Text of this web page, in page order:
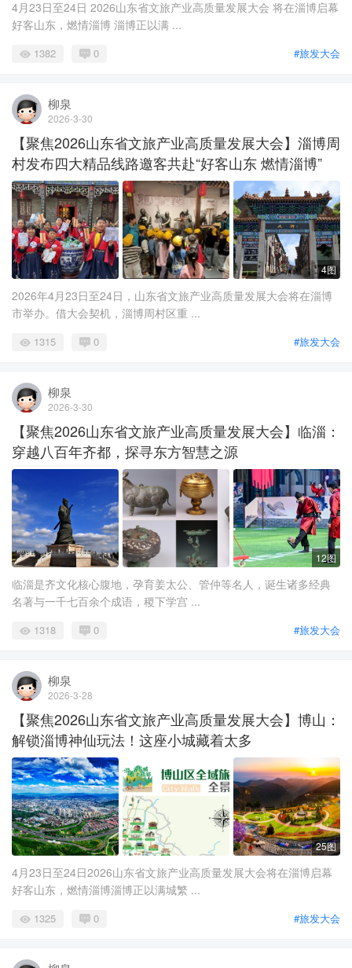
4月23日至24日 2026山东省文旅产业高质量发展大会 将在淄博启幕
好客山东，燃情淄博 淄博正以满 ...
#旅发大会
1382 0
柳泉
2026-3-30
【聚焦2026山东省文旅产业高质量发展大会】淄博周
村发布四大精品线路邀客共赴“好客山东 燃情淄博”
4图
2026年4月23日至24日，山东省文旅产业高质量发展大会将在淄博
市举办。借大会契机，淄博周村区重 ...
#旅发大会
1315 0
柳泉
2026-3-30
【聚焦2026山东省文旅产业高质量发展大会】临淄：
穿越八百年齐都，探寻东方智慧之源
12图
临淄是齐文化核心腹地，孕育姜太公、管仲等名人，诞生诸多经典
名著与一千七百余个成语，稷下学宫 ...
#旅发大会
1318 0
柳泉
2026-3-28
【聚焦2026山东省文旅产业高质量发展大会】博山：
解锁淄博神仙玩法！这座小城藏着太多
25图
4月23日至24日2026山东省文旅产业高质量发展大会将在淄博启幕
好客山东，燃情淄博淄博正以满城繁 ...
#旅发大会
1325 0